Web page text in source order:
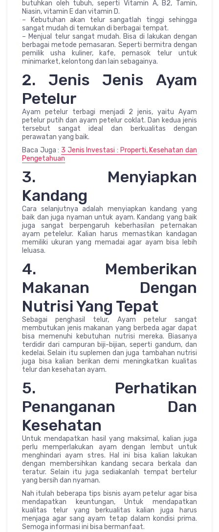
butuhkan oleh tubuh, seperti Vitamin A, B2, Tamin,
Niasin, vitamin E dan vitamin D.
– Kebutuhan akan telur sangatlah tinggi sehingga
sangat mudah di temukan di berbagai tempat.
– Menjual telur sangat mudah. Bisa di lakukan dengan
berbagai metode pemasaran. Seperti bermitra dengan
pemilik usha kuliner, kafe, pemasok telur untuk
minimarket, kelontong dan lain sebagainya.
2. Jenis Jenis Ayam
Petelur
Ayam petelur terbagi menjadi 2 jenis, yaitu Ayam
petelur putih dan ayam petelur coklat. Dan kedua jenis
tersebut sangat ideal dan berkualitas dengan
perawatan yang baik.
Baca Juga : 3 Jenis Investasi : Properti, Kesehatan dan
Pengetahuan
3. Menyiapkan
Kandang
Cara selanjutnya adalah menyiapkan kandang yang
baik dan juga nyaman untuk ayam. Kandang yang baik
juga sangat berpengaruh keberhasilan peternakan
ayam petelelur. Kalian harus memastikan kandagan
memiliki ukuran yang memadai agar ayam bisa lebih
leluasa.
4. Memberikan
Makanan Dengan
Nutrisi Yang Tepat
Sebagai penghasil telur, Ayam petelur sangat
membutukan jenis makanan yang berbeda agar dapat
bisa memenuhi kebutuhan nutrisi mereka. Biasanya
terdidir dari campuran biji-bijian, seperti gandum, dan
kedelai. Selain itu suplemen dan juga tambahan nutrisi
juga bisa kalian berikan demi meningkatkan kualitas
telur dan kesehatan ayam.
5. Perhatikan
Penanganan Dan
Kesehatan
Untuk mendapatkan hasil yang maksimal, kalian juga
perlu memperlakukan ayam dengan lembut untuk
menghindari ayam stres. Hal ini bisa kalian lakukan
dengan membersihkan kandang secara berkala dan
teratur. Selain itu juga sediakanlah tempat bertelur
yang bersih dan nyaman.
Nah itulah beberapa tips bisnis ayam petelur agar bisa
mendapatkan keuntungan, Untuk mendapatkan
kualitas telur yang berkualitas kalian juga harus
menjaga agar sang ayam tetap dalam kondisi prima.
Semoga informasi ini bisa bermanfaat.